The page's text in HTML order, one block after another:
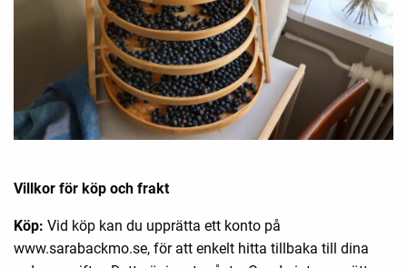
Villkor för köp och frakt
Köp: Vid köp kan du upprätta ett konto på
www.sarabackmo.se, för att enkelt hitta tillbaka till dina